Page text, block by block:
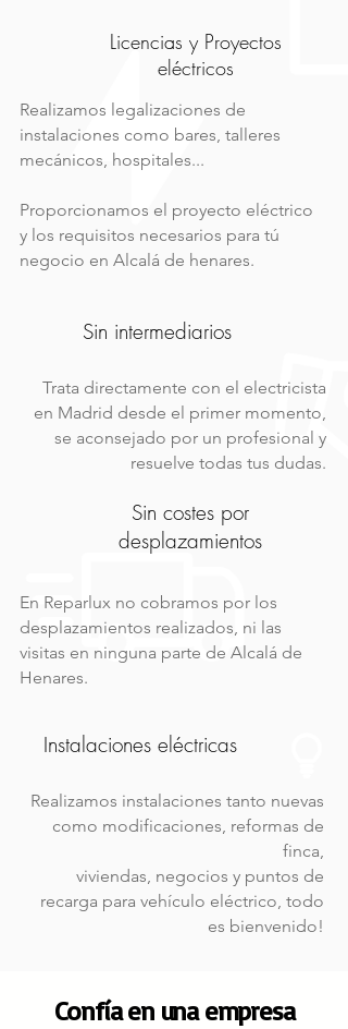
Licencias y Proyectos
eléctricos
Realizamos legalizaciones de
instalaciones como bares, talleres
mecánicos, hospitales...
Proporcionamos el proyecto eléctrico
y los requisitos necesarios para tú
negocio en Alcalá de henares.
Sin intermediarios
Trata directamente con el electricista
en Madrid desde el primer momento,
se aconsejado por un profesional y
resuelve todas tus dudas.
Sin costes por
desplazamientos
En Reparlux no cobramos por los
desplazamientos realizados, ni las
visitas en ninguna parte de Alcalá de
Henares.
Instalaciones eléctricas
Realizamos instalaciones tanto nuevas
como modificaciones, reformas de
finca,
viviendas, negocios y puntos de
recarga para vehículo eléctrico, todo
es bienvenido!
Confía en una empresa